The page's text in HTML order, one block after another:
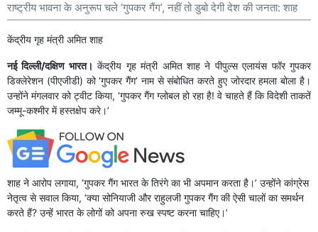
राष्ट्रीय भावना के अनुरूप चले ‘गुपकर गैंग’, नहीं तो डुबो देगी देश की जनता: शाह
केंद्रीय गृह मंत्री अमित शाह
नई दिल्ली/दक्षिण भारत। केंद्रीय गृह मंत्री अमित शाह ने पीपुल्स एलायंस फॉर गुपकर
डिक्लेरेशन (पीएजीडी) को ‘गुपकर गैंग’ नाम से संबोधित करते हुए जोरदार हमला बोला है।
उन्होंने मंगलवार को ट्वीट किया, ‘गुपकर गैंग ग्लोबल हो रहा है! वे चाहते हैं कि विदेशी ताकतें
जम्मू-कश्मीर में हस्तक्षेप करे।’
शाह ने आरोप लगाया, ‘गुपकर गैंग भारत के तिरंगे का भी अपमान करता है।’ उन्होंने कांग्रेस
नेतृत्व से सवाल किया, ‘क्या सोनियाजी और राहुलजी गुपकर गैंग की ऐसी चालों का समर्थन
करते हैं? उन्हें भारत के लोगों को अपना रुख स्पष्ट करना चाहिए।’